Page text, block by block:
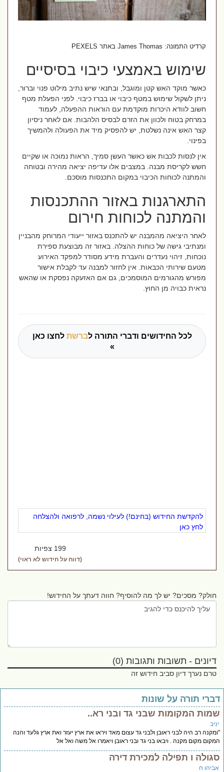
קרדיט התמונה: James Thomas באתר PEXELS
שימוש באמצעי כיבוי בסיסיים
כאשר מוקד האש קטן ומוגבל, ובתנאי שיש נתיב מילוט פנוי וברור,
ניתן לשקול שימוש במטף כיבוי או בברז כיבוי. לפני הפעלת מטף
חשוב לוודא היכרות מוקדמת עם הוראות ההפעלה, לעמוד
במרחק בטוח ולכוון את הזרם לבסיס הלהבות. אם לאחר ניסיון
קצר האש אינה נשלטת, יש להפסיק מיד את הפעולה ולהמשיך
בפינוי.
אין לנסות לכבות אש כאשר העשן סמיך, הראות נמוכה או שקיים
חשש לקריסת מבנה. במצבים אלו עדיפה יציאה מהירה ובטוחה
והמתנה לכוחות הכיבוי במקום התכנסות מוסכם.
התארגנות באזור ההתכנסות
והמתנה לכוחות חירום
לאחר היציאה מהמבנה יש להתכנס באזור ייעודי המרוחק מהבניין
ומנתיבי גישה של כוחות ההצלה. באזור זה מבוצעת ספירת
נוכחות, זיהוי נעדרים והעברת מידע מסודר למפקד האירוע
מטעם שירותי הכבאות. אין לחזור למבנה עד לקבלת אישור
מפורש מהגורמים המוסמכים, גם אם האזעקה נפסקת או שהאש
נראית כבויה מן החוץ.
לכל החידושים ודברי התורה לברשתלחצו כאן
להקדשת החידוש (בחינם!) לעילוי נשמה, לרפואה ולהצלחה
לחץ כאן
199 צפיות
(דווח על חידוש לא ראוי)
חולק? מסכים? יש לך מה להוסיף? חווה דעתך על החידוש!
דיונים - תשובות ותגובות (0)
טרם נערך דיון סביב חידוש זה
תורה על שונות
המקומות שבני גד ובני רא..
רב היה לבני ראובן ולבני גד עצום מאד ויראו את ארץ יעזר ואת ארץ גלעד והנה
מקום מקנה . ויבאו בני גד ובני ראובן ויאמרו אל משה ואל אל
ו תפילה למכירת דירה
ח